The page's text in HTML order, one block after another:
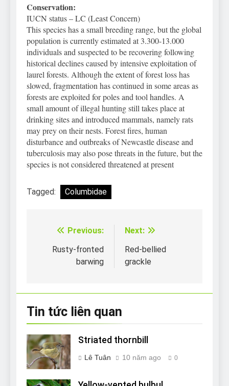
Conservation:
IUCN status – LC (Least Concern)
This species has a small breeding range, but the global
population is currently estimated at 3.300-13.000
individuals and suspected to be recovering following
historical declines caused by intensive exploitation of
laurel forests. Although the extent of forest loss has
slowed, fragmentation has continued in some areas as
forests are exploited for poles and tool handles. A
small amount of illegal hunting still takes place at
drinking sites and introduced mammals, namely rats
may prey on their nests. Forest fires, human
disturbance and outbreaks of Newcastle disease and
tuberculosis may also pose threats in the future, but the
species is not considered threatened at present
Tagged: Columbidae
Điều
hướng
Previous:
Rusty-fronted
barwing
Next:
Red-bellied
grackle
Tin tức liên quan
Striated thornbill
Lê Tuân 10 năm ago 0